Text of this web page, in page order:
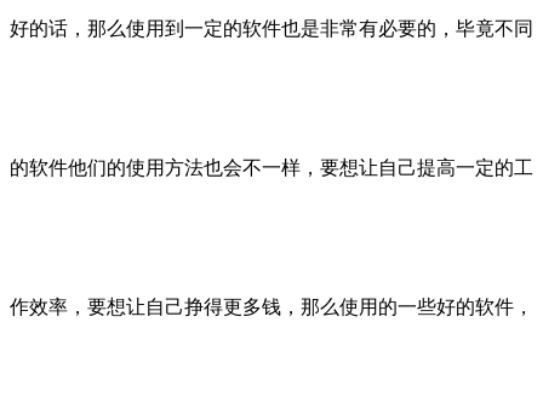
好的话，那么使用到一定的软件也是非常有必要的，毕竟不同
的软件他们的使用方法也会不一样，要想让自己提高一定的工
作效率，要想让自己挣得更多钱，那么使用的一些好的软件，